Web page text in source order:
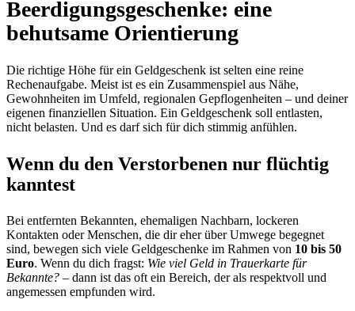
Beerdigungsgeschenke: eine
behutsame Orientierung
Die richtige Höhe für ein Geldgeschenk ist selten eine reine
Rechenaufgabe. Meist ist es ein Zusammenspiel aus Nähe,
Gewohnheiten im Umfeld, regionalen Gepflogenheiten – und deiner
eigenen finanziellen Situation. Ein Geldgeschenk soll entlasten,
nicht belasten. Und es darf sich für dich stimmig anfühlen.
Wenn du den Verstorbenen nur flüchtig
kanntest
Bei entfernten Bekannten, ehemaligen Nachbarn, lockeren
Kontakten oder Menschen, die dir eher über Umwege begegnet
sind, bewegen sich viele Geldgeschenke im Rahmen von 10 bis 50
Euro. Wenn du dich fragst: Wie viel Geld in Trauerkarte für
Bekannte? – dann ist das oft ein Bereich, der als respektvoll und
angemessen empfunden wird.